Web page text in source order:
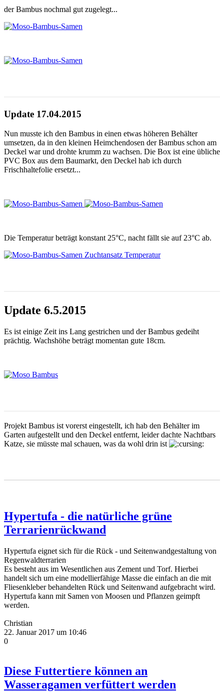
der Bambus nochmal gut zugelegt...
Update 17.04.2015
Nun musste ich den Bambus in einen etwas höheren Behälter
umsetzen, da in den kleinen Heimchendosen der Bambus schon am
Deckel war und drohte krumm zu wachsen. Die Box ist eine übliche
PVC Box aus dem Baumarkt, den Deckel hab ich durch
Frischhaltefolie ersetzt...
Die Temperatur beträgt konstant 25°C, nacht fällt sie auf 23°C ab.
Update 6.5.2015
Es ist einige Zeit ins Lang gestrichen und der Bambus gedeiht
prächtig. Wachshöhe beträgt momentan gute 18cm.
Projekt Bambus ist vorerst eingestellt, ich hab den Behälter im
Garten aufgestellt und den Deckel entfernt, leider dachte Nachtbars
Katze, sie müsste mal schauen, was da wohl drin ist
Hypertufa - die natürliche grüne
Terrarienrückwand
Hypertufa eignet sich für die Rück - und Seitenwandgestaltung von
Regenwaldterrarien
Es besteht aus im Wesentlichen aus Zement und Torf. Hierbei
handelt sich um eine modellierfähige Masse die einfach an die mit
Fliesenkleber behandelten Rück und Seitenwand aufgebracht wird.
Hypertufa kann mit Samen von Moosen und Pflanzen geimpft
werden.
Christian
22. Januar 2017 um 10:46
0
Diese Futtertiere können an
Wasseragamen verfüttert werden